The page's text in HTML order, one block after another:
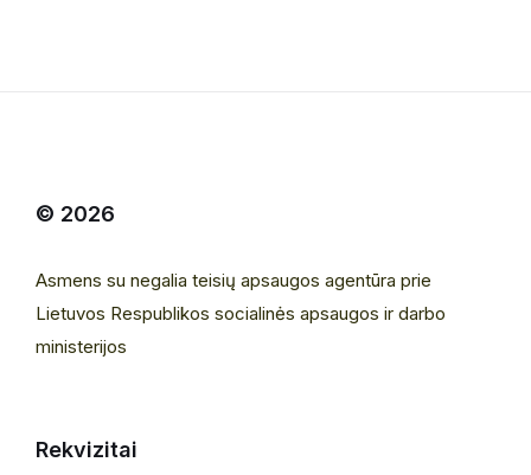
© 2026
Asmens su negalia teisių apsaugos agentūra prie
Lietuvos Respublikos socialinės apsaugos ir darbo
ministerijos
Rekvizitai